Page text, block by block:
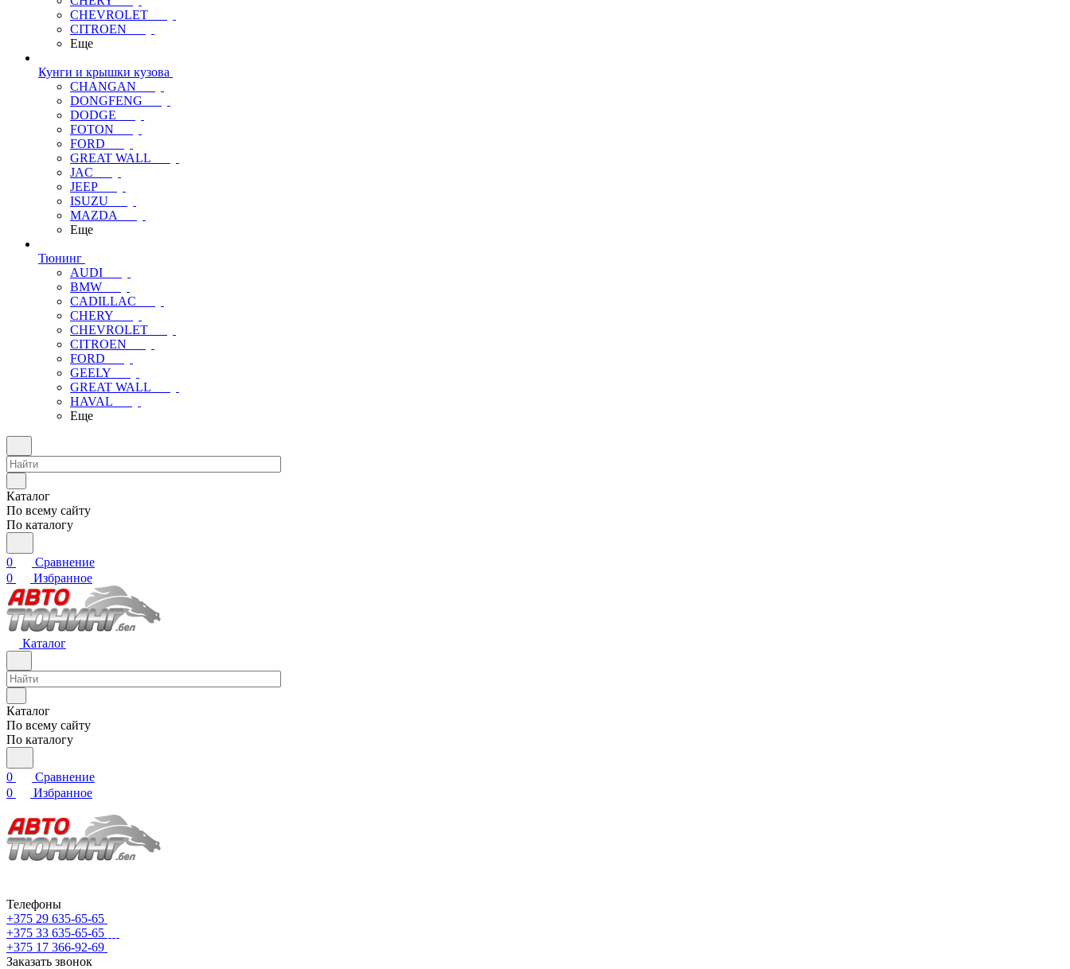
CHEVROLET
CITROEN
Еще
Кунги и крышки кузова
CHANGAN
DONGFENG
DODGE
FOTON
FORD
GREAT WALL
JAC
JEEP
ISUZU
MAZDA
Еще
Тюнинг
AUDI
BMW
CADILLAC
CHERY
CHEVROLET
CITROEN
FORD
GEELY
GREAT WALL
HAVAL
Еще
Каталог
По всему сайту
По каталогу
0
Сравнение
0
Избранное
Каталог
Каталог
По всему сайту
По каталогу
0
Сравнение
0
Избранное
Телефоны
+375 29 635-65-65
+375 33 635-65-65
+375 17 366-92-69
Заказать звонок